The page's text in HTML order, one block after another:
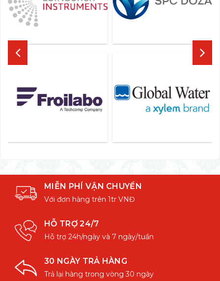
MIỄN PHÍ VẬN CHUYỂN
Với đơn hàng trên 1tr VNĐ
HỖ TRỢ 24/7
Hỗ trợ 24h/ngày và 7 ngày/tuần
30 NGÀY TRẢ HÀNG
Trả lại hàng trong vòng 30 ngày